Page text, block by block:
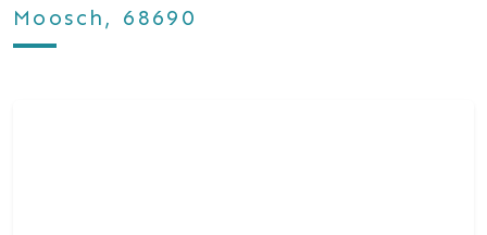
Moosch, 68690